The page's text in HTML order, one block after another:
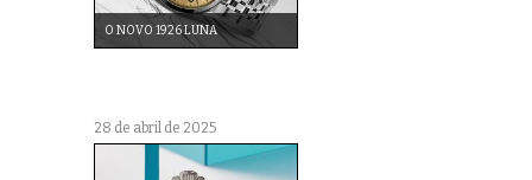
O NOVO 1926 LUNA
28 de abril de 2025